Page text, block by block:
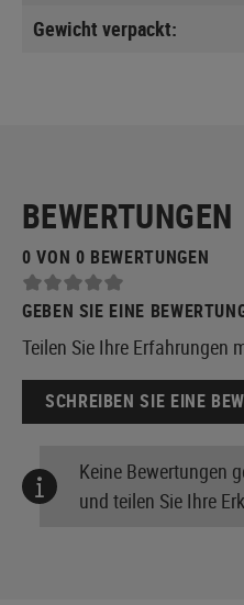
Gewicht verpackt:
BEWERTUNGEN
0 VON 0 BEWERTUNGEN
GEBEN SIE EINE
Teilen Sie Ihre Erfahrungen
SCHREIBEN SIE EINE
Keine Bewertungen
und teilen Sie Ihre